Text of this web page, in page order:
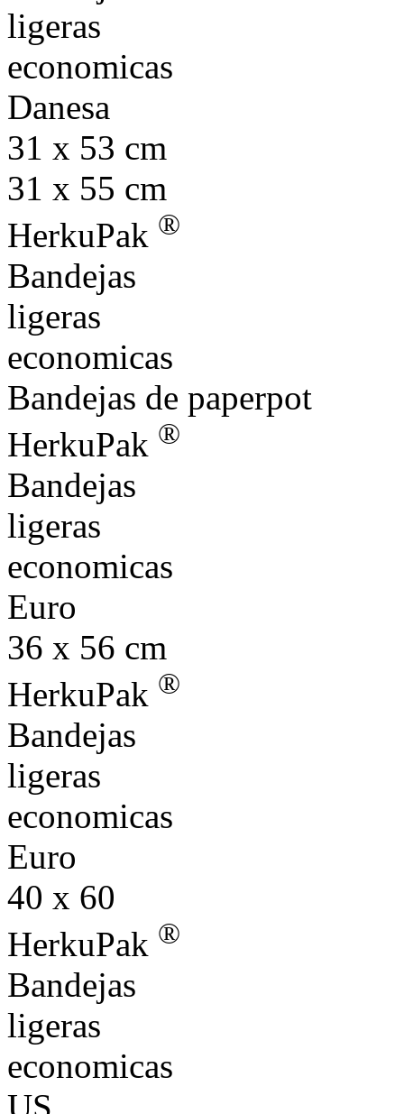
ligeras
economicas
Danesa
31 x 53 cm
31 x 55 cm
HerkuPak ®
Bandejas
ligeras
economicas
Bandejas de paperpot
HerkuPak ®
Bandejas
ligeras
economicas
Euro
36 x 56 cm
HerkuPak ®
Bandejas
ligeras
economicas
Euro
40 x 60
HerkuPak ®
Bandejas
ligeras
economicas